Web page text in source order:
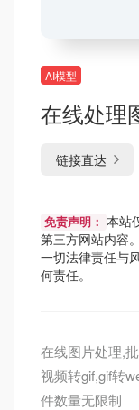
AI模型
在线处理
链接直达
免责声明： 本站
第三方网站内容
一切法律责任与
何责任。
在线图片处理,
视频转gif,gif转
件数量无限制